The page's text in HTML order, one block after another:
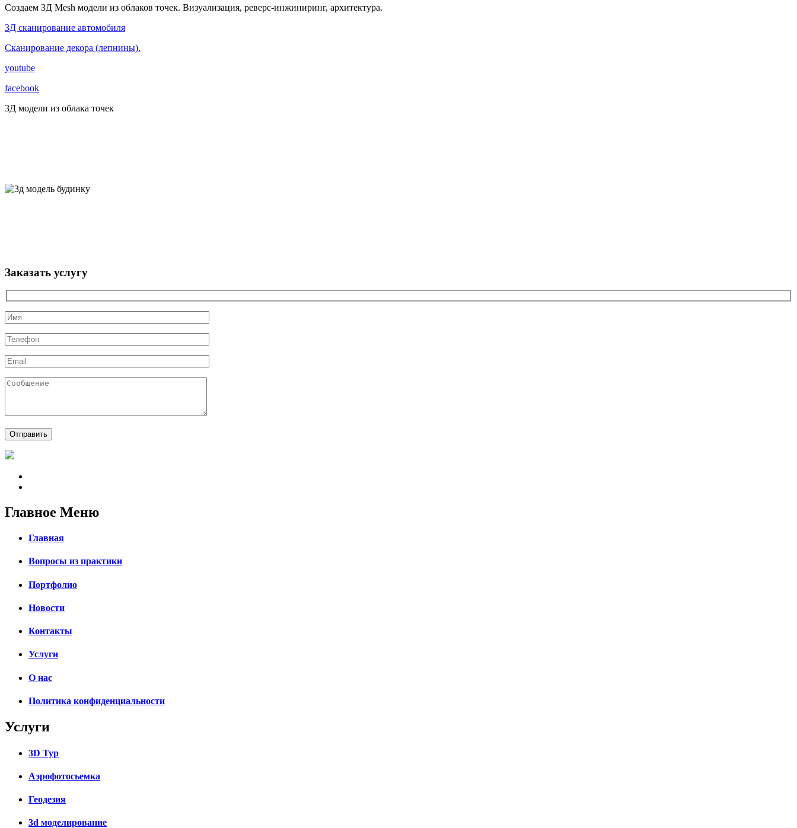
Создаем 3Д Mesh модели из облаков точек. Визуализация, реверс-инжиниринг, архитектура.
3Д сканирование автомобиля
Сканирование декора (лепнины).
youtube
facebook
3Д модели из облака точек
Заказать услугу
Главное Меню
Главная
Вопросы из практики
Портфолио
Новости
Контакты
Услуги
О нас
Политика конфиденциальности
Услуги
3D Тур
Аэрофотосьемка
Геодезия
3d моделирование